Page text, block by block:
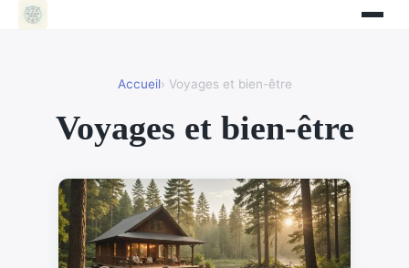
Accueil› Voyages et bien-être
Voyages et bien-être